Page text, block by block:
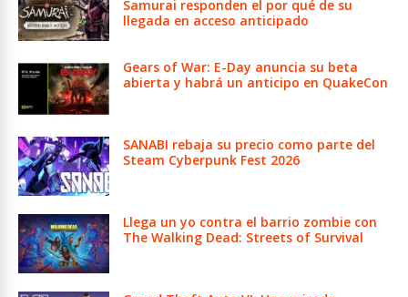
Samurai responden el por qué de su
llegada en acceso anticipado
Gears of War: E-Day anuncia su beta
abierta y habrá un anticipo en QuakeCon
SANABI rebaja su precio como parte del
Steam Cyberpunk Fest 2026
Llega un yo contra el barrio zombie con
The Walking Dead: Streets of Survival